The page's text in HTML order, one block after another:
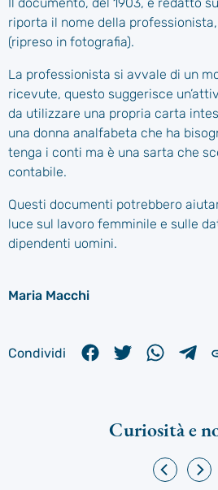
riporta il nome della
(ripreso in fotografia).
La professionista si avvale di un
ricevute, questo suggerisce
da utilizzare una propria carta
una donna analfabeta che ha
tenga i conti ma è una sarta che
contabile.
Questi documenti potrebbero
luce sul lavoro femminile e sulle
dipendenti uomini.
Maria Macchi
Condividi
Curiosità e